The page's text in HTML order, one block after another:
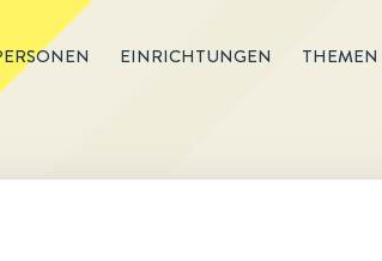
EINRICHTUNGEN THEMEN